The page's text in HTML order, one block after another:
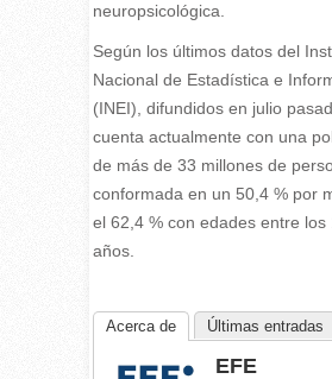
neuropsicológica.
Según los últimos datos del
Nacional de Estadística e
(INEI), difundidos en julio
cuenta actualmente con una
de más de 33 millones de
conformada en un 50,4 % por
el 62,4 % con edades entre los
años.
Acerca de Últimas entradas
EFE